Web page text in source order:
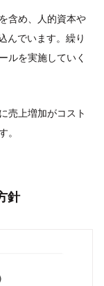
含め、人的資本や
んでいます。繰り
ルを実施していく
売上増加がコスト
。
針